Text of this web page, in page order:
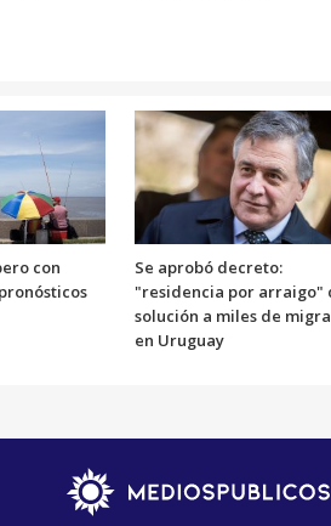
con
Se aprobó decreto:
"residencia por arraigo"
solución a miles de
en Uruguay